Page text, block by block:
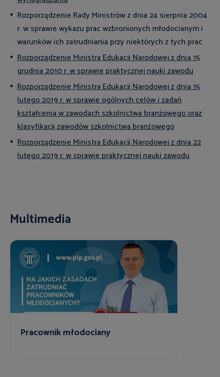
Rozporządzenie Rady Ministrów z dnia 24 sierpnia 2004
r. w sprawie wykazu prac wzbronionych młodocianym i
warunków ich zatrudniania przy niektórych z tych prac
Rozporządzenie Ministra Edukacji Narodowej z dnia 15
grudnia 2010 r. w sprawie praktycznej nauki zawodu
Rozporządzenie Ministra Edukacji Narodowej z dnia 15
lutego 2019 r. w sprawie ogólnych celów i zadań
kształcenia w zawodach szkolnictwa branżowego oraz
klasyfikacji zawodów szkolnictwa branżowego
Rozporządzenie Ministra Edukacji Narodowej z dnia 22
lutego 2019 r. w sprawie praktycznej nauki zawodu
Multimedia
Pracownik młodociany